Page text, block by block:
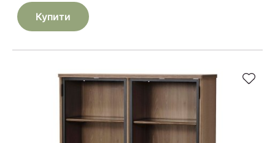
Купити